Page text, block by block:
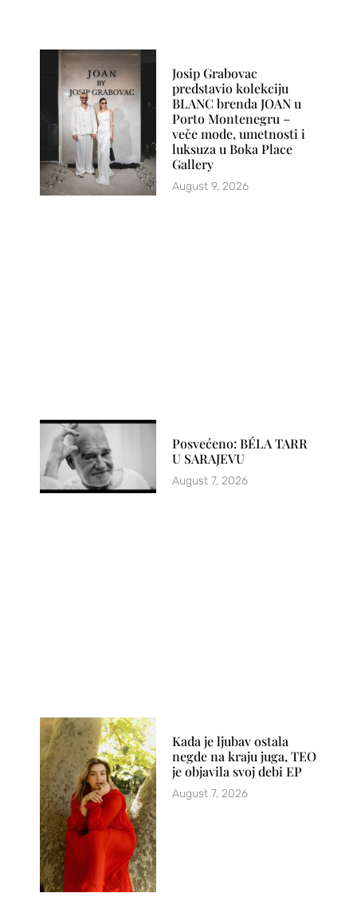
Josip Grabovac
predstavio kolekciju
BLANC brenda JOAN u
Porto Montenegru –
veče mode, umetnosti i
luksuza u Boka Place
Gallery
August 9, 2026
Posvećeno: BÉLA TARR
U SARAJEVU
August 7, 2026
Kada je ljubav ostala
negde na kraju juga, TEO
je objavila svoj debi EP
August 7, 2026